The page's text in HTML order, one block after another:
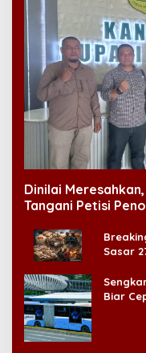
Dinilai
Tangani Petisi
Sasar
Biar